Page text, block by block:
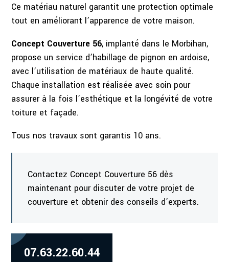
Ce matériau naturel garantit une protection optimale
tout en améliorant l’apparence de votre maison.
Concept Couverture 56, implanté dans le Morbihan,
propose un service d’habillage de pignon en ardoise,
avec l’utilisation de matériaux de haute qualité.
Chaque installation est réalisée avec soin pour
assurer à la fois l’esthétique et la longévité de votre
toiture et façade.
Tous nos travaux sont garantis 10 ans.
Contactez Concept Couverture 56 dès
maintenant pour discuter de votre projet de
couverture et obtenir des conseils d’experts.
07.63.22.60.44